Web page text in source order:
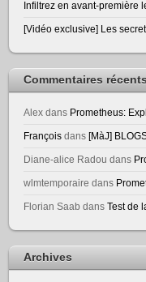
Infiltrez en avant-première
[Vidéo exclusive] Les
Commentaires
Alex dans Prometheus:
François dans[MàJ]
Diane-alice Radou dans
wlmtemporaire dans
Florian Saab dansTest de
Archives